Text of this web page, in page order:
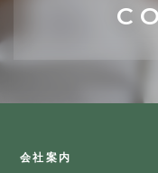
会社案内